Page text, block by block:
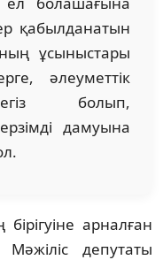
қабылданатын
ұсыныстары
әлеуметтік
болып,
дамуына
арналған
депутаты